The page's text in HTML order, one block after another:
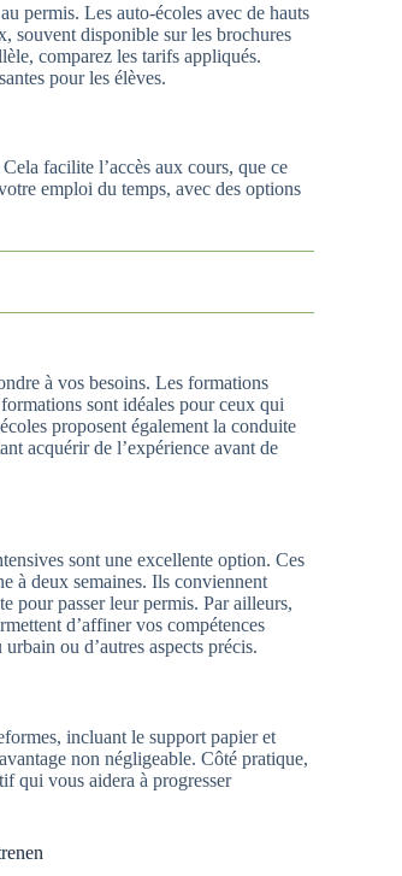
permis. Les auto-écoles avec de hauts
souvent disponible sur les brochures
comparez les tarifs appliqués.
pour les élèves.
facilite l’accès aux cours, que ce
emploi du temps, avec des options
à vos besoins. Les formations
sont idéales pour ceux qui
proposent également la conduite
acquérir de l’expérience avant de
sont une excellente option. Ces
à deux semaines. Ils conviennent
pour passer leur permis. Par ailleurs,
d’affiner vos compétences
ou d’autres aspects précis.
incluant le support papier et
non négligeable. Côté pratique,
qui vous aidera à progresser